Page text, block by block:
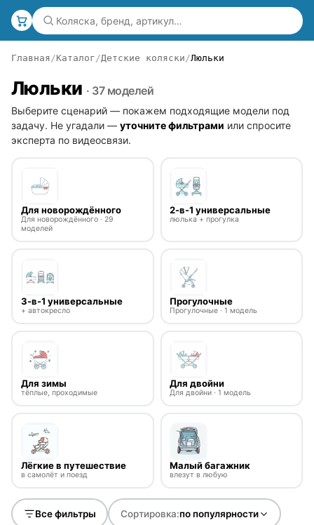
Главная Каталог Детские коляски Люльки
Люльки · 37 моделей
Выберите сценарий — покажем подходящие модели под
задачу. Не угадали — уточните фильтрами или спросите
эксперта по видеосвязи.
Для новорождённого
Для новорождённого · 29
моделей
2-в-1 универсальные
люлька + прогулка
3-в-1 универсальные
+ автокресло
Прогулочные
Прогулочные · 1 модель
Для зимы
тёплые, проходимые
Для двойни
Для двойни · 1 модель
Лёгкие в путешествие
в самолёт и поезд
Малый багажник
влезут в любую
Все фильтры Сортировка:по популярности